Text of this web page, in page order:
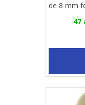
de 8 mm
47